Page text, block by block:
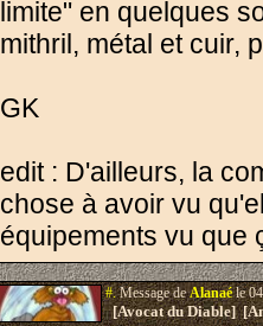
limite" en quelques
mithril, métal et cuir,
GK
edit : D'ailleurs, la
chose à avoir vu
équipements vu que
#.Message deAlanaéle
[Avocat du Diable]